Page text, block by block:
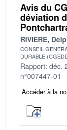
Avis du
déviation
RIVIERE,
CONSEIL
DURABLE
Rapport: déc.
n°007447-01
Accéder à la